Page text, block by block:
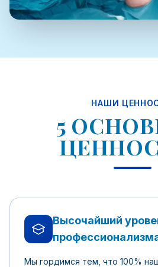
НАШИ
5
Высочайший
Мы гордимся тем, что 100%